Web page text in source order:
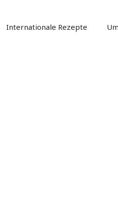
Internationale Rezepte